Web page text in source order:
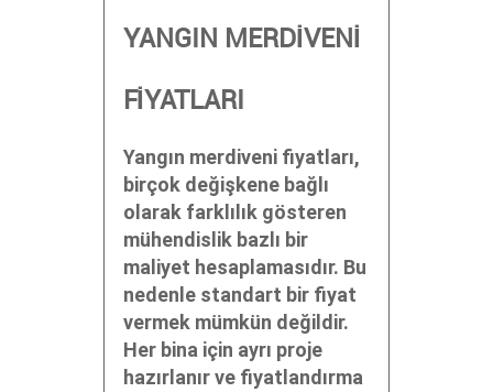
YANGIN MERDİVENİ
FİYATLARI
Yangın merdiveni fiyatları,
birçok değişkene bağlı
olarak farklılık gösteren
mühendislik bazlı bir
maliyet hesaplamasıdır. Bu
nedenle standart bir fiyat
vermek mümkün değildir.
Her bina için ayrı proje
hazırlanır ve fiyatlandırma